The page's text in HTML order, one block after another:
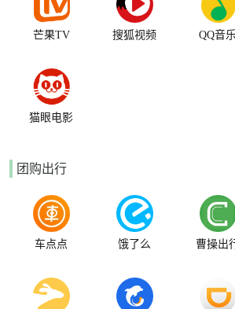
芒果TV 搜狐视频 QQ音乐
猫眼电影
团购出行
车点点 饿了么 曹操出